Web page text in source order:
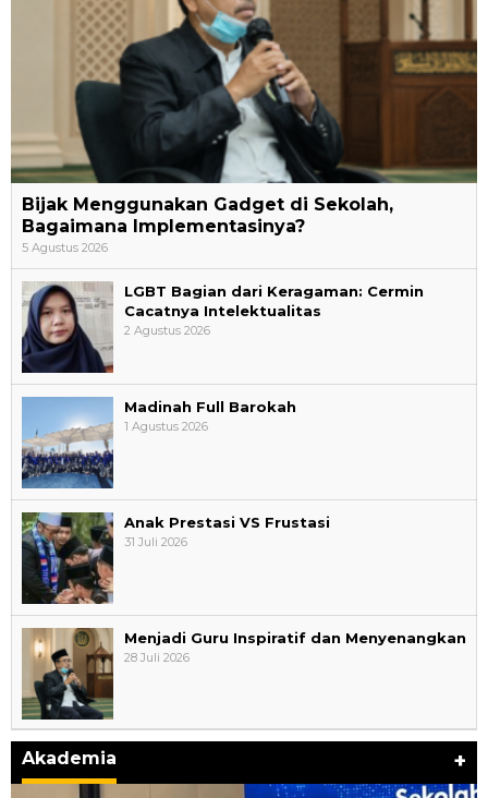
Bijak Menggunakan Gadget di Sekolah,
Bagaimana Implementasinya?
5 Agustus 2026
LGBT Bagian dari Keragaman: Cermin
Cacatnya Intelektualitas
2 Agustus 2026
Madinah Full Barokah
1 Agustus 2026
Anak Prestasi VS Frustasi
31 Juli 2026
Menjadi Guru Inspiratif dan Menyenangkan
28 Juli 2026
Akademia +